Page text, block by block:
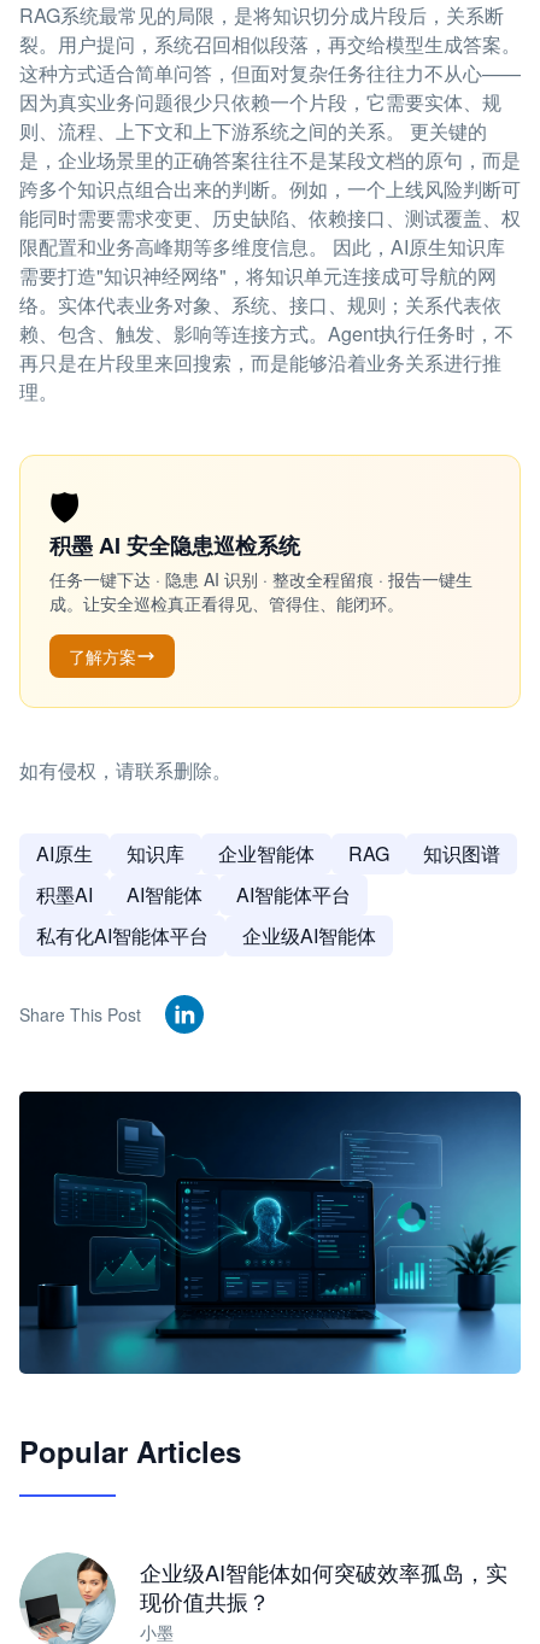
RAG系统最常见的局限，是将知识切分成片段后，关系断
裂。用户提问，系统召回相似段落，再交给模型生成答案。
这种方式适合简单问答，但面对复杂任务往往力不从心——
因为真实业务问题很少只依赖一个片段，它需要实体、规
则、流程、上下文和上下游系统之间的关系。 更关键的
是，企业场景里的正确答案往往不是某段文档的原句，而是
跨多个知识点组合出来的判断。例如，一个上线风险判断可
能同时需要需求变更、历史缺陷、依赖接口、测试覆盖、权
限配置和业务高峰期等多维度信息。 因此，AI原生知识库
需要打造"知识神经网络"，将知识单元连接成可导航的网
络。实体代表业务对象、系统、接口、规则；关系代表依
赖、包含、触发、影响等连接方式。Agent执行任务时，不
再只是在片段里来回搜索，而是能够沿着业务关系进行推
理。
🛡️
积墨 AI 安全隐患巡检系统
任务一键下达 · 隐患 AI 识别 · 整改全程留痕 · 报告一键生
成。让安全巡检真正看得见、管得住、能闭环。
了解方案
如有侵权，请联系删除。
AI原生 知识库 企业智能体 RAG
知识图谱
积墨AI
AI智能体
AI智能体平台
私有化AI智能体平台
企业级AI智能体
Share This Post
JimoClaw 桌面 AI Agent 工作台
Popular Articles
企业级AI智能体如何突破效率孤岛，实
现价值共振？
小墨